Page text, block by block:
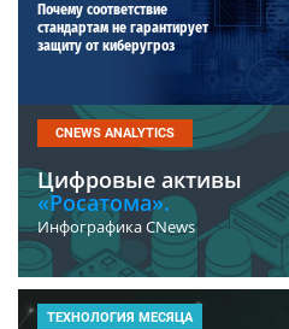
Почему соответствие
стандартам не гарантирует
защиту от киберугроз
CNEWS ANALYTICS
Цифровые активы
«Росатома».
Инфографика CNews
ТЕХНОЛОГИЯ МЕСЯЦА